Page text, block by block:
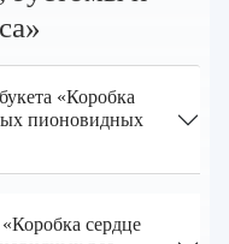
«Коробка
пионовидных
сердце